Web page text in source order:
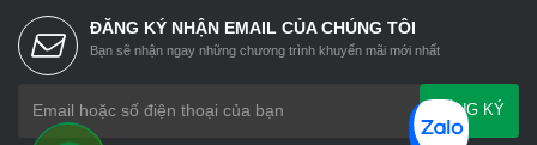
ĐĂNG KÝ NHẬN EMAIL CỦA CHÚNG TÔI
Bạn sẽ nhận ngay những chương trình khuyến mãi mới nhất
ĐĂNG KÝ